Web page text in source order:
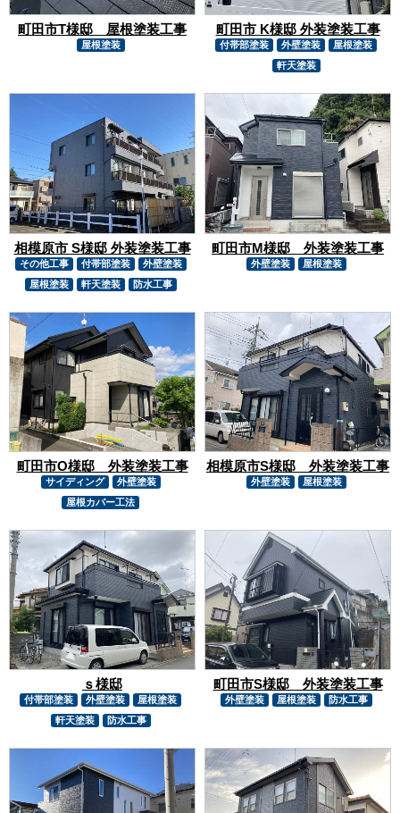
町田市T様邸 屋根塗装工事
屋根塗装
町田市 K様邸 外装塗装工事
付帯部塗装 外壁塗装
屋根塗装
軒天塗装
相模原市 S様邸 外装塗装工事
その他工事 付帯部塗装
外壁塗装
屋根塗装
軒天塗装 防水工事
町田市M様邸 外装塗装工事
外壁塗装 屋根塗装
町田市O様邸 外装塗装工事
サイディング
外壁塗装
屋根カバー工法
相模原市S様邸 外装塗装工事
外壁塗装 屋根塗装
ｓ様邸
付帯部塗装 外壁塗装
屋根塗装
軒天塗装
防水工事
町田市S様邸 外装塗装工事
外壁塗装 屋根塗装 防水工事